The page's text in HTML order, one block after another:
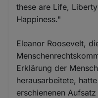
these are Life,
Happiness."
Eleanor Roosevelt,
Erklärung der
herausarbeitete,
erschienenen